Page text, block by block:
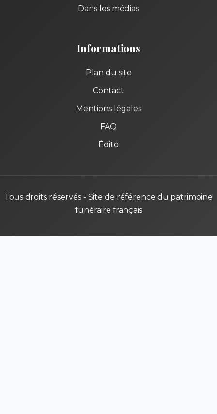
Dans les médias
Informations
Plan du site
Contact
Mentions légales
FAQ
Édito
Tous droits réservés - Site de référence du patrimoine
funéraire français